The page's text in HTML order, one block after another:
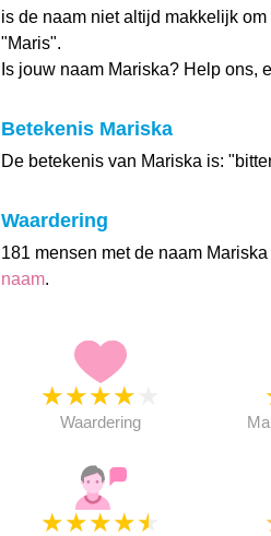
is de naam niet altijd makkelijk
"Maris".
Is jouw naam Mariska? Help ons,
Betekenis Mariska
De betekenis van Mariska is:
Waardering
181 mensen met de naam
naam.
★★★★
Waardering
★★★★★